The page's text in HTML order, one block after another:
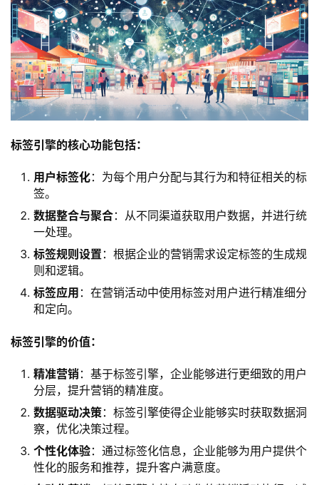
标签引擎的核心功能包括：
用户标签化：为每个用户分配与其行为和特征相关的标
签。
数据整合与聚合：从不同渠道获取用户数据，并进行统
一处理。
标签规则设置 ：根据企业的营销需求设定标签的生成规
则和逻辑。
标签应用 ：在营销活动中使用标签对用户进行精准细分
和定向。
标签引擎的价值：
精准营销：基于标签引擎，企业能够进行更细致的用户
分层，提升营销的精准度。
数据驱动决策：标签引擎使得企业能够实时获取数据洞
察，优化决策过程。
个性化体验：通过标签化信息，企业能够为用户提供个
性化的服务和推荐，提升客户满意度。